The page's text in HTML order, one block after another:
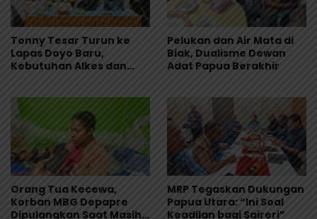
Tonny Tesar Turun ke
Lapas Doyo Baru,
Kebutuhan Alkes dan
Pelukan dan Air Mata di
Biak, Dualisme Dewan
Adat Papua Berakhir
Orang Tua Kecewa,
Korban MBG Depapre
Dipulangkan Saat Masih
MRP Tegaskan Dukungan
Papua Utara: “Ini Soal
Keadilan bagi Saireri”